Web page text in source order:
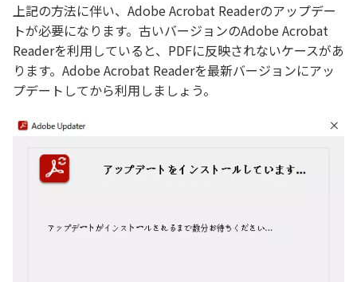
上記の方法に伴い、Adobe Acrobat Readerのアップデー
トが必要になります。古いバージョンのAdobe Acrobat
Readerを利用していると、PDFに反映されないケースがあ
ります。Adobe Acrobat Readerを最新バージョンにアッ
プデートしてから利用しましょう。